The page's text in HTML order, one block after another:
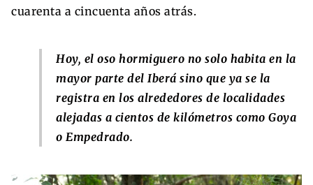
cuarenta a cincuenta años atrás.
Hoy, el oso hormiguero no solo habita en la
mayor parte del Iberá sino que ya se la
registra en los alrededores de localidades
alejadas a cientos de kilómetros como Goya
o Empedrado.